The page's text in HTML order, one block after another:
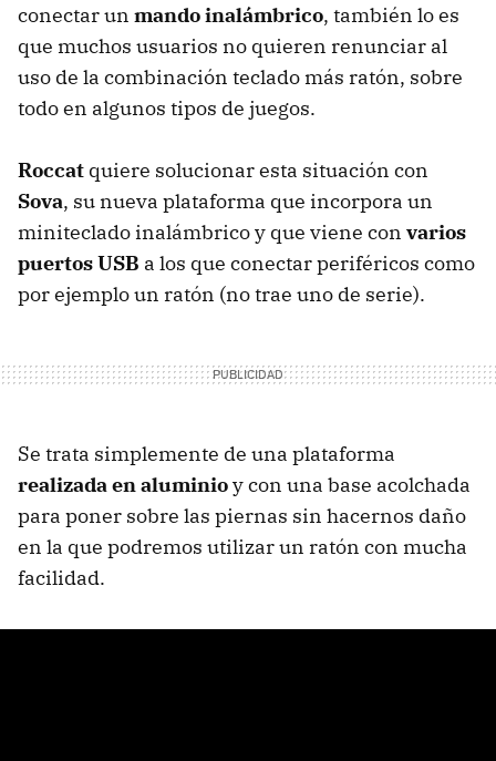
conectar un mando inalámbrico, también lo es
que muchos usuarios no quieren renunciar al
uso de la combinación teclado más ratón, sobre
todo en algunos tipos de juegos.
Roccat quiere solucionar esta situación con
Sova, su nueva plataforma que incorpora un
miniteclado inalámbrico y que viene con varios
puertos USB a los que conectar periféricos como
por ejemplo un ratón (no trae uno de serie).
Se trata simplemente de una plataforma
realizada en aluminioy con una base acolchada
para poner sobre las piernas sin hacernos daño
en la que podremos utilizar un ratón con mucha
facilidad.